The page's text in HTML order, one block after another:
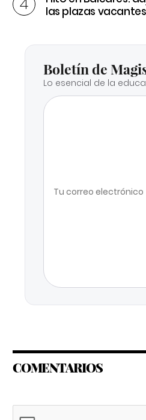
las plazas
Boletín de
Lo esencial de la
COMENTARIOS